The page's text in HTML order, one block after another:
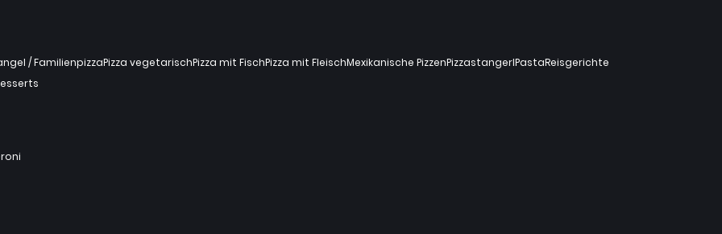
/ FamilienpizzaPizza vegetarischPizza mit FischPizza mit FleischMexikanische PizzenPizzastangerlPastaReisgerichte